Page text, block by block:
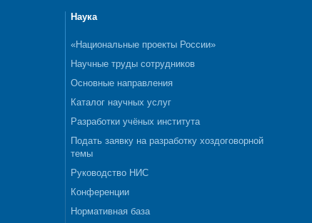
Наука
«Национальные проекты России»
Научные труды сотрудников
Основные направления
Каталог научных услуг
Разработки учёных института
Подать заявку на разработку хоздоговорной
темы
Руководство НИС
Конференции
Нормативная база